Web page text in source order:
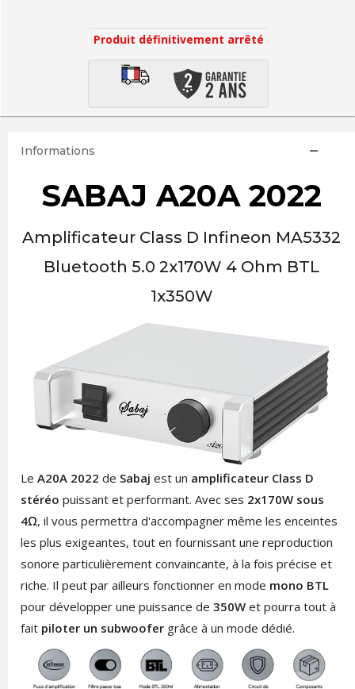
Produit définitivement arrêté
Informations
SABAJ A20A 2022
Amplificateur Class D Infineon MA5332
Bluetooth 5.0 2x170W 4 Ohm BTL
1x350W
Le A20A 2022 de Sabaj est un amplificateur Class D
stéréo puissant et performant. Avec ses 2x170W sous
4Ω, il vous permettra d'accompagner même les enceintes
les plus exigeantes, tout en fournissant une reproduction
sonore particulièrement convaincante, à la fois précise et
riche. Il peut par ailleurs fonctionner en mode mono BTL
pour développer une puissance de 350Wet pourra tout à
fait piloter un subwoofergrâce à un mode dédié.